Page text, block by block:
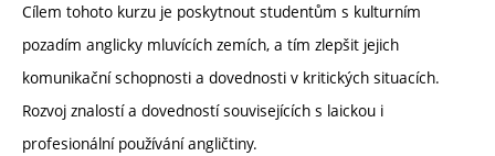
Cílem tohoto kurzu je poskytnout studentům s kulturním
pozadím anglicky mluvících zemích, a tím zlepšit jejich
komunikační schopnosti a dovednosti v kritických situacích.
Rozvoj znalostí a dovedností souvisejících s laickou i
profesionální používání angličtiny.